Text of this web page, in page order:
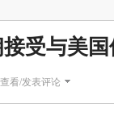
受与美
查看/发表评论